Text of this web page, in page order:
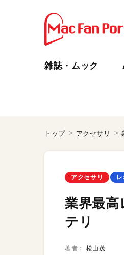
雑誌・ムック
トップ アクセサリ
アクセサリ レ
業界最
テリ
著者： 松山茂